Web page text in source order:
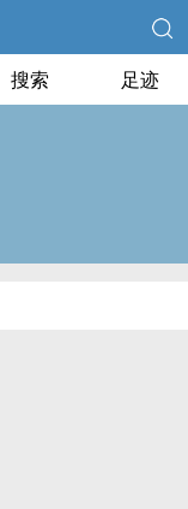
搜索 足迹